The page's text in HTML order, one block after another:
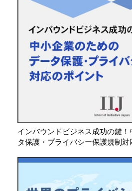
インバウンドビジネス成功の鍵
タ保護・プライバシー保護規制対